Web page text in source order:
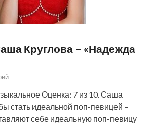
Круглова – «Надежда
Оценка: 7 из 10. Саша
стать идеальной поп-певицей –
себе идеальную поп-певицу